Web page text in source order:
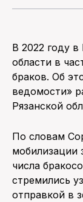
В 2022 году
области в
браков. Об
ведомости»
Рязанской
По словам
мобилизации
числа
стремились
отправкой в